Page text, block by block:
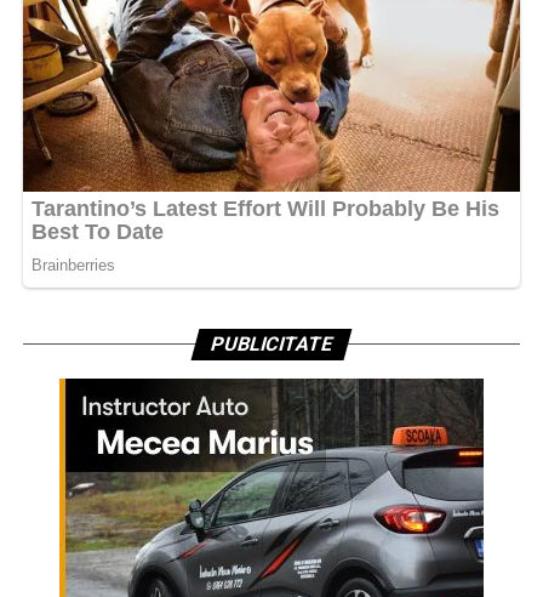
PUBLICITATE